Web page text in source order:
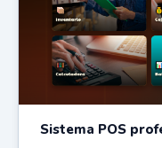
Sistema POS